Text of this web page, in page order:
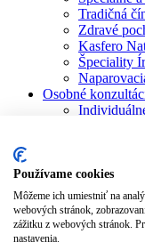
Tradičná
Zdravé
Kasfero
Špeciality
Osobné
Homeopatia
Používame cookies
Môžeme ich umiestniť na
webových stránok,
zážitku z webových stránok.
nastavenia.